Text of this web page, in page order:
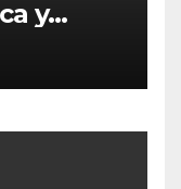
y